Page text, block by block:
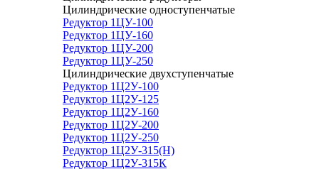
Цилиндрические одноступенчатые
Редуктор 1ЦУ-100
Редуктор 1ЦУ-160
Редуктор 1ЦУ-200
Редуктор 1ЦУ-250
Цилиндрические двухступенчатые
Редуктор 1Ц2У-100
Редуктор 1Ц2У-125
Редуктор 1Ц2У-160
Редуктор 1Ц2У-200
Редуктор 1Ц2У-250
Редуктор 1Ц2У-315(Н)
Редуктор 1Ц2У-315К